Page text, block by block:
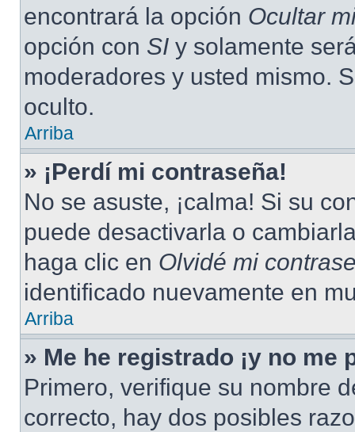
encontrará la opción Ocultar
opción con SI y solamente
moderadores y usted mismo.
oculto.
Arriba
» ¡Perdí mi contraseña!
No se asuste, ¡calma! Si su
puede desactivarla o
haga clic en Olvidé mi
identificado nuevamente en
Arriba
» Me he registrado ¡y no me
Primero, verifique su nombre
correcto, hay dos posibles